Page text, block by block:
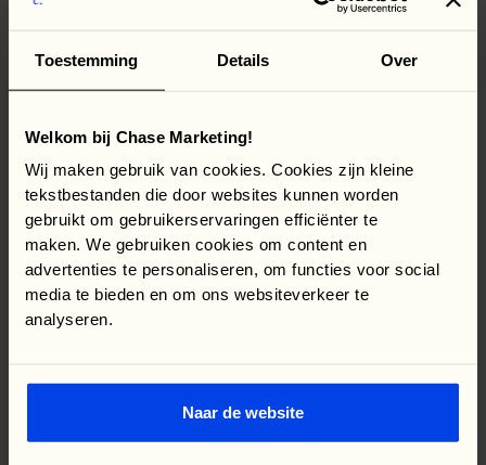
Toestemming Details Over
Welkom bij Chase Marketing!
Wij maken gebruik van cookies. Cookies zijn kleine
tekstbestanden die door websites kunnen worden
gebruikt om gebruikerservaringen efficiënter te
maken. We gebruiken cookies om content en
advertenties te personaliseren, om functies voor social
media te bieden en om ons websiteverkeer te
analyseren.
Naar de website
ons proces.